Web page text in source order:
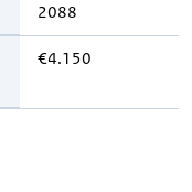
2088
€4.150